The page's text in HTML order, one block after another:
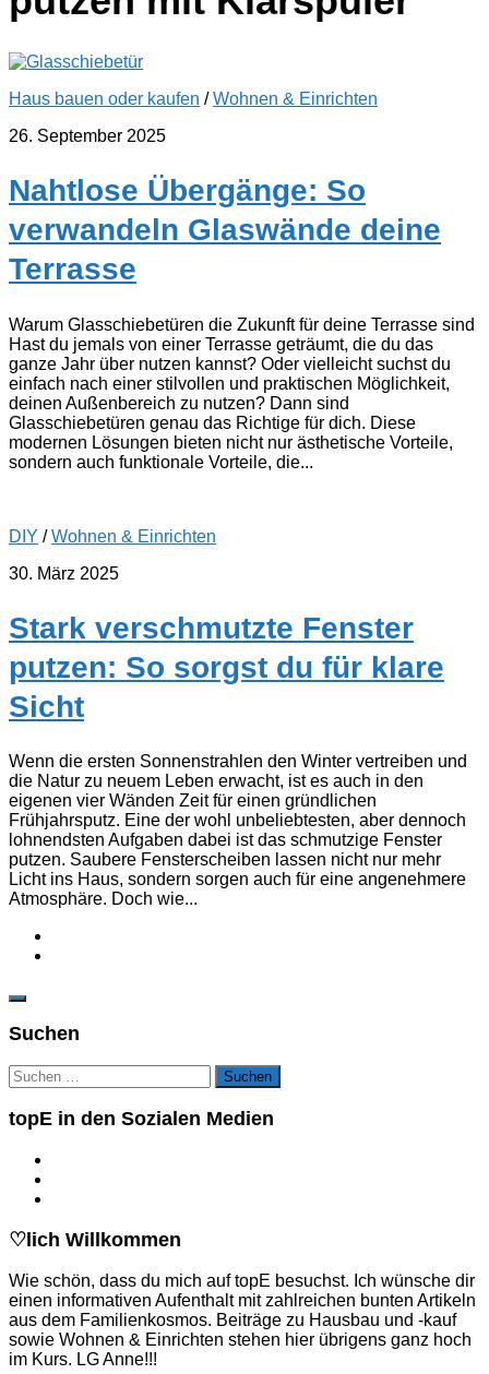
Haus bauen oder kaufen /Wohnen & Einrichten
26. September 2025
Nahtlose Übergänge: So
verwandeln Glaswände deine
Terrasse
Warum Glasschiebetüren die Zukunft für deine Terrasse sind
Hast du jemals von einer Terrasse geträumt, die du das
ganze Jahr über nutzen kannst? Oder vielleicht suchst du
einfach nach einer stilvollen und praktischen Möglichkeit,
deinen Außenbereich zu nutzen? Dann sind
Glasschiebetüren genau das Richtige für dich. Diese
modernen Lösungen bieten nicht nur ästhetische Vorteile,
sondern auch funktionale Vorteile, die...
DIY /Wohnen & Einrichten
30. März 2025
Stark verschmutzte Fenster
putzen: So sorgst du für klare
Sicht
Wenn die ersten Sonnenstrahlen den Winter vertreiben und
die Natur zu neuem Leben erwacht, ist es auch in den
eigenen vier Wänden Zeit für einen gründlichen
Frühjahrsputz. Eine der wohl unbeliebtesten, aber dennoch
lohnendsten Aufgaben dabei ist das schmutzige Fenster
putzen. Saubere Fensterscheiben lassen nicht nur mehr
Licht ins Haus, sondern sorgen auch für eine angenehmere
Atmosphäre. Doch wie...
Suchen
Suchen
nach:
topE in den Sozialen Medien
♡lich Willkommen
Wie schön, dass du mich auf topE besuchst. Ich wünsche dir
einen informativen Aufenthalt mit zahlreichen bunten Artikeln
aus dem Familienkosmos. Beiträge zu Hausbau und -kauf
sowie Wohnen & Einrichten stehen hier übrigens ganz hoch
im Kurs. LG Anne!!!